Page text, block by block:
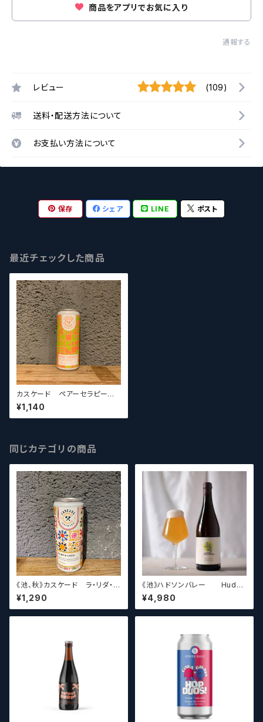
商品をアプリでお気に入り
通報する
レビュー (109)
送料・配送方法について
お支払い方法について
保存 シェア LINE ポスト
最近チェックした商品
カスケード ペアーセラピー
Cascade Brewing PEAR TH
ERAPY【クラフトビールシザー
ズ】
¥1,140
同じカテゴリの商品
《池、秋》カスケード ラ・リダ・ロ
カ Cascade Brewing LA RI
TA LOCA 【クラフトビールシザ
ーズ】
¥1,290
《池》ハドソンバレー Hudso
n Valley Blossom
¥4,980